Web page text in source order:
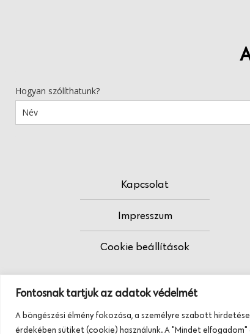
Fontosnak tartjuk az adatok védelmét
A böngészési élmény fokozása, a személyre szabott
érdekében sütiket (cookie) használunk. A "Mindet
Hogyan szólíthatunk?
Kapcsolat
Impresszum
Cookie beállítások